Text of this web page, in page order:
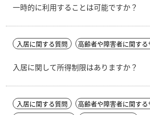
一時的に利用することは可能ですか？
入居に関する質問 高齢者や障害者に関する
入居に関して所得制限はありますか？
入居に関する質問
高齢者や障害者に関する